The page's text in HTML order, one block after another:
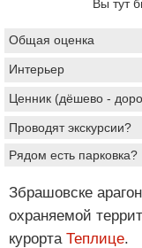
Вы тут
Общая оценка
Интерьер
Ценник (дёшево -
Проводят экскурсии?
Рядом есть парковка?
Збрашовске
охраняемой
курорта Теплице.